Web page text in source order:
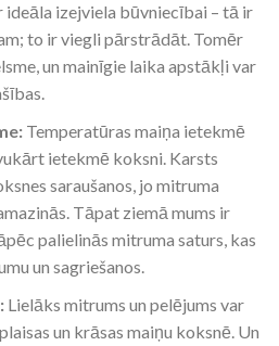
izejviela būvniecībai – tā ir
to ir viegli pārstrādāt. Tomēr
un mainīgie laika apstākļi var
Temperatūras maiņa ietekmē
ietekmē koksni. Karsts
saraušanos, jo mitruma
Tāpat ziemā mums ir
palielinās mitruma saturs, kas
un sagriešanos.
Lielāks mitrums un pelējums var
un krāsas maiņu koksnē. Un